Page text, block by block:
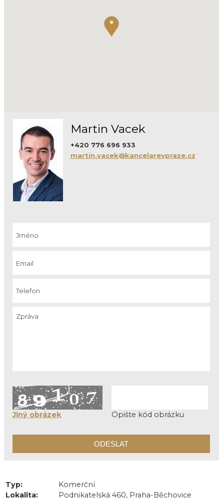
Martin Vacek
+420 776 696 933
martin.vacek@kancelarevpraze.cz
Jiný obrázek Opište kód obrázku
Typ:
Komerční
Lokalita:
Podnikatelská 460, Praha-Běchovice